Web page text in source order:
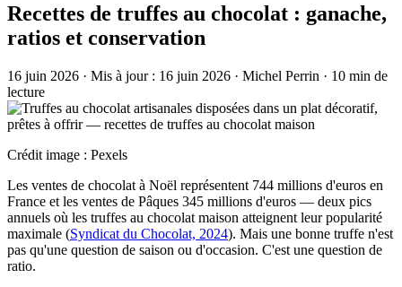
Recettes de truffes au chocolat : ganache,
ratios et conservation
16 juin 2026 · Mis à jour : 16 juin 2026 · Michel Perrin · 10 min de
lecture
Crédit image : Pexels
Les ventes de chocolat à Noël représentent 744 millions d'euros en
France et les ventes de Pâques 345 millions d'euros — deux pics
annuels où les truffes au chocolat maison atteignent leur popularité
maximale (Syndicat du Chocolat, 2024). Mais une bonne truffe n'est
pas qu'une question de saison ou d'occasion. C'est une question de
ratio.